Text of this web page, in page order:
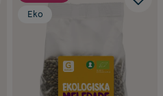
Eko